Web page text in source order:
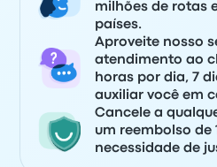
milhões de rotas
países.
Aproveite nosso
atendimento ao
horas por dia, 7
auxiliar você em
Cancele a
um reembolso de
necessidade de